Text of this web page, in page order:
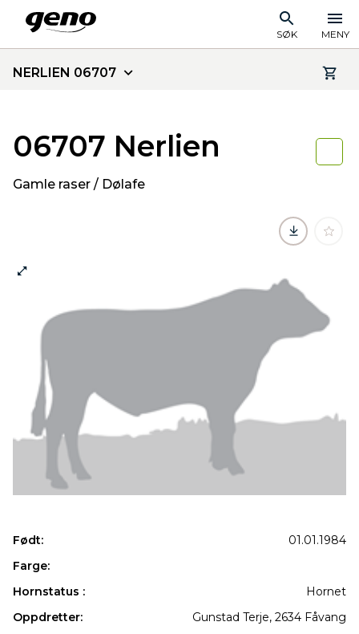
SØK MENY
NERLIEN 06707
06707 Nerlien
Gamle raser / Dølafe
Født:
01.01.1984
Farge:
Hornstatus :
Hornet
Oppdretter:
Gunstad Terje, 2634 Fåvang